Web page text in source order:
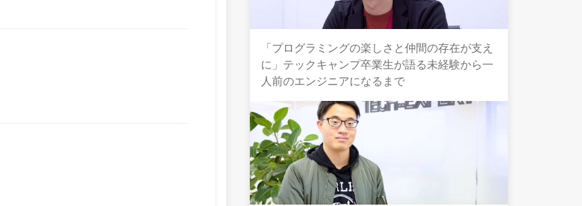
「プログラミングの楽しさと仲間の存在が支え
に」テックキャンプ卒業生が語る未経験から一
人前のエンジニアになるまで